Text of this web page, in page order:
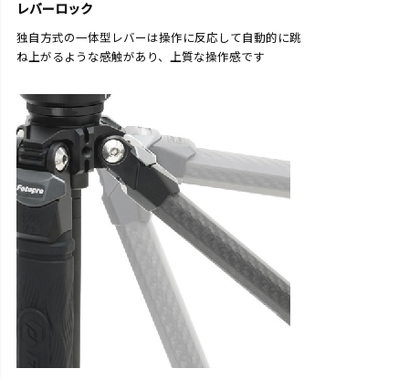
レバーロック
独自方式の一体型レバーは操作に反応して自動的に跳
ね上がるような感触があり、上質な操作感です